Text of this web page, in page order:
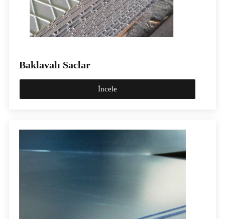
Baklavalı Saclar
İncele